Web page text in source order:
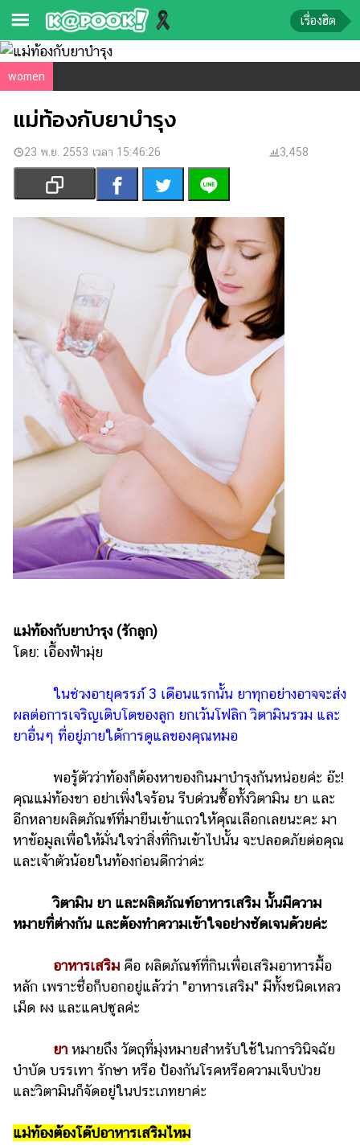
ข่าว-
ความ
รู้
ข่าว
ข่าว
บันเทิง
การ
เงิน
ศึกษา
บันเทิง
ดู
หนัง
Music
บันเทิง
ไลฟ์
ไตล์
หญิง
ผู้ชาย
ท่อง
อาหาร
ง่ายๆ
ปิ้ง
บ้าน
เรื่องฮิต
women
แม่ท้องกับยาบำรุง
23 พ.ย. 2553 เวลา 15:46:26 3,458
แม่ท้องกับยาบำรุง (รักลูก)
โดย: เอื้องฟ้ามุ่ย
ในช่วงอายุครรภ์ 3 เดือนแรกนั้น ยาทุกอย่างอาจจะส่ง
ผลต่อการเจริญเติบโตของลูก ยกเว้นโฟลิก วิตามินรวม และ
ยาอื่นๆ ที่อยู่ภายใต้การดูแลของคุณหมอ
พอรู้ตัวว่าท้องก็ต้องหาของกินมาบำรุงกันหน่อยค่ะ อ๊ะ!
คุณแม่ท้องขา อย่าเพิ่งใจร้อน รีบด่วนซื้อทั้งวิตามิน ยา และ
อีกหลายผลิตภัณฑ์ที่มายืนเข้าแถวให้คุณเลือกเลยนะคะ มา
หาข้อมูลเพื่อให้มั่นใจว่าสิ่งที่กินเข้าไปนั้น จะปลอดภัยต่อคุณ
และเจ้าตัวน้อยในท้องก่อนดีกว่าค่ะ
วิตามิน ยา และผลิตภัณฑ์อาหารเสริม นั้นมีความ
หมายที่ต่างกัน และต้องทำความเข้าใจอย่างชัดเจนด้วยค่ะ
อาหารเสริม คือ ผลิตภัณฑ์ที่กินเพื่อเสริมอาหารมื้อ
หลัก เพราะชื่อก็บอกอยู่แล้วว่า "อาหารเสริม" มีทั้งชนิดเหลว
เม็ด ผง และแคปซูลค่ะ
ยา หมายถึง วัตถุที่มุ่งหมายสำหรับใช้ในการวินิจฉัย
บำบัด บรรเทา รักษา หรือ ป้องกันโรคหรือความเจ็บป่วย
และวิตามินก็จัดอยู่ในประเภทยาค่ะ
แม่ท้องต้องโด๊ปอาหารเสริมไหม